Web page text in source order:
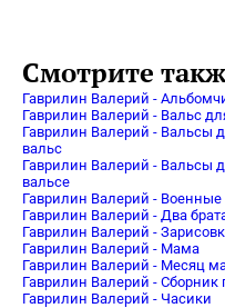
Смотрите
Гаврилин Валерий -
Гаврилин Валерий - Вальс
Гаврилин Валерий - Вальсы
вальс
Гаврилин Валерий - Вальсы
вальсе
Гаврилин Валерий - Военные
Гаврилин Валерий - Два
Гаврилин Валерий -
Гаврилин Валерий - Мама
Гаврилин Валерий - Месяц
Гаврилин Валерий - Сборник
Гаврилин Валерий - Часики